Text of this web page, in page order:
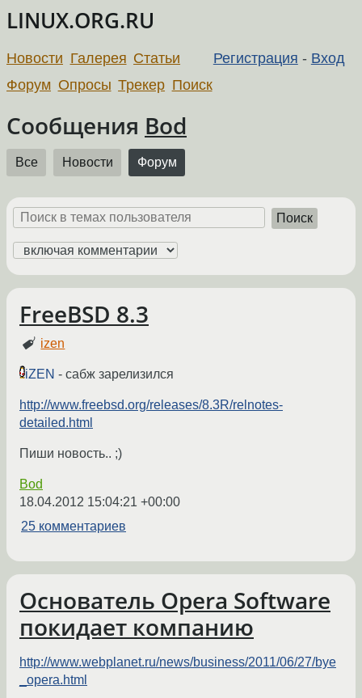
LINUX.ORG.RU
Регистрация - Вход
Новости Галерея Статьи
Форум Опросы Трекер Поиск
Сообщения Bod
Все Новости Форум
Поиск
FreeBSD 8.3
izen
iZEN - сабж зарелизился
http://www.freebsd.org/releases/8.3R/relnotes-
detailed.html
Пиши новость.. ;)
Bod
18.04.2012 15:04:21 +00:00
25 комментариев
Основатель Opera Software
покидает компанию
http://www.webplanet.ru/news/business/2011/06/27/bye
_opera.html